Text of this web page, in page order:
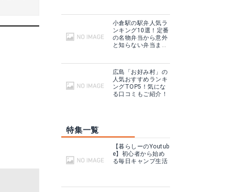
小倉駅の駅弁人気ラ
ンキング10選！定番
の名物弁当から意外
と知らない弁当まで
広島「お好み村」の
人気おすすめランキ
ングTOP5！気にな
る口コミもご紹介！
特集一覧
【暮らしーのYoutub
e】初心者から始め
る毎日キャンプ生活